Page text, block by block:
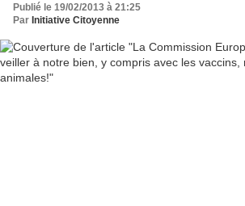
Publié le 19/02/2013 à 21:25
Par Initiative Citoyenne